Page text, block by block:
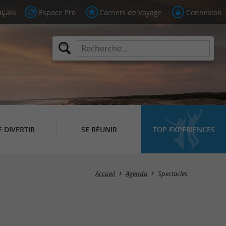
Espace Pro Carnets de Voyage Connexion
DIVERTIR SE RÉUNIR TOP EXPÉRIENCES
Masquer la carte
Accueil Agenda Spectacles